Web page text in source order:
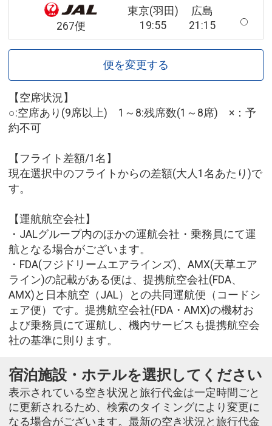
267便
東京(羽田)
19:55
広島
21:15
便を変更する
【空席状況】
○:空席あり(9席以上) 1～8:残席数(1～8席) ×：予
約不可
【フライト差額/1名】
現在選択中のフライトからの差額(大人1名あたり)で
す。
【運航航空会社】
・JALグループ内のほかの運航会社・乗務員にて運
航となる場合がございます。
・FDA(フジドリームエアラインズ)、AMX(天草エア
ライン)の記載がある便は、提携航空会社(FDA、
AMX)と日本航空（JAL）との共同運航便（コードシ
ェア便）です。提携航空会社(FDA・AMX)の機材お
よび乗務員にて運航し、機内サービスも提携航空会
社の基準に則ります。
宿泊施設・ホテルを選択してください
表示されている空き状況と旅行代金は一定時間ごと
に更新されるため、検索のタイミングにより変更に
なる場合がございます。最新の空き状況と旅行代金